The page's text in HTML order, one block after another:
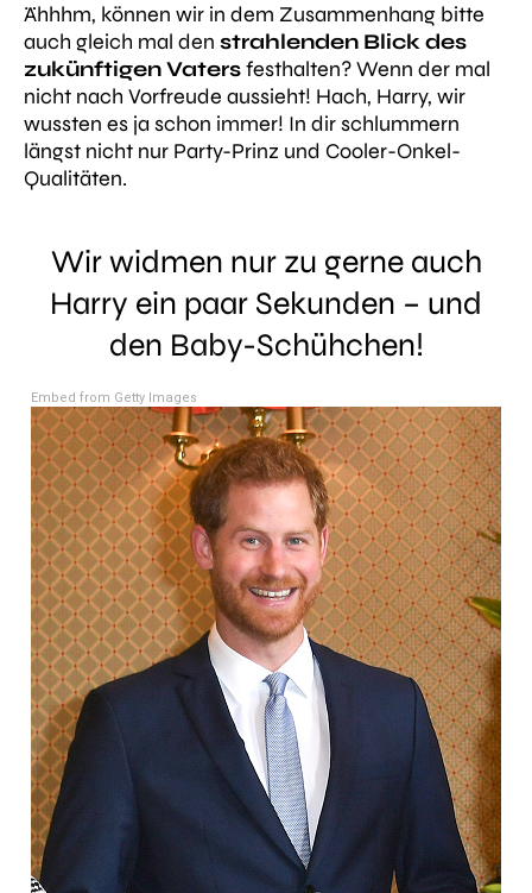
Ähhhm, können wir in dem Zusammenhang bitte
auch gleich mal den strahlenden Blick des
zukünftigen Vatersfesthalten? Wenn der mal
nicht nach Vorfreude aussieht! Hach, Harry, wir
wussten es ja schon immer! In dir schlummern
längst nicht nur Party-Prinz und Cooler-Onkel-
Qualitäten.
Wir widmen nur zu gerne auch
Harry ein paar Sekunden – und
den Baby-Schühchen!
Embed from Getty Images